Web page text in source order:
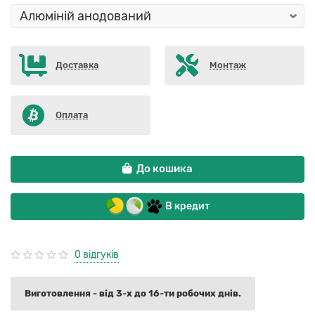
Доставка Монтаж
Оплата
До кошика
В кредит
0 відгуків
Виготовлення - від 3-х до 16-ти робочих днів.